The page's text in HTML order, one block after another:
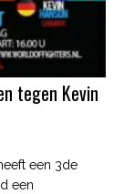
tegen Kevin
een 3de
een